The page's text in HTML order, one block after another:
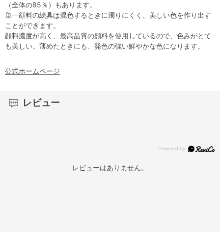
（全体の85％）もあります。
単一顔料の絵具は混色するときに濁りにくく、美しい色を作り出す
ことができます。
顔料濃度が高く、最高品質の顔料を使用しているので、色みがとて
も美しい。薄めたときにも、発色の強い鮮やかな色になります。
公式ホームページ
レビュー
レビューはありません。